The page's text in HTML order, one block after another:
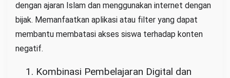
dengan ajaran Islam dan menggunakan internet dengan
bijak. Memanfaatkan aplikasi atau filter yang dapat
membantu membatasi akses siswa terhadap konten
negatif.
Kombinasi Pembelajaran Digital dan